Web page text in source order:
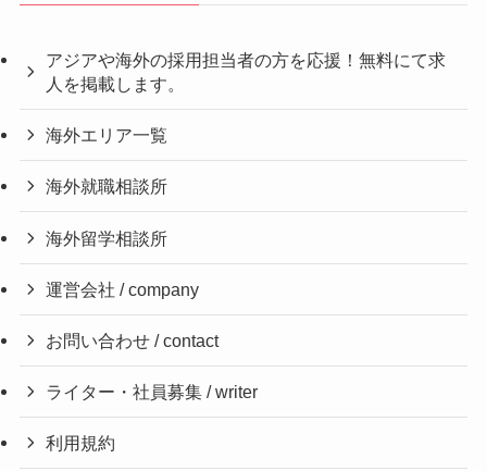
アジアや海外の採用担当者の方を応援！無料にて求
人を掲載します。
海外エリア一覧
海外就職相談所
海外留学相談所
運営会社 / company
お問い合わせ / contact
ライター・社員募集 / writer
利用規約